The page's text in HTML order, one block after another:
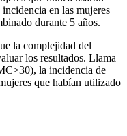
en las mujeres
durante 5 años.
la complejidad del
los resultados. Llama
la incidencia de
que habían utilizado